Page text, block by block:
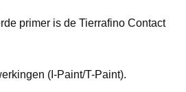
primer is de Tierrafino Contact
(I-Paint/T-Paint).